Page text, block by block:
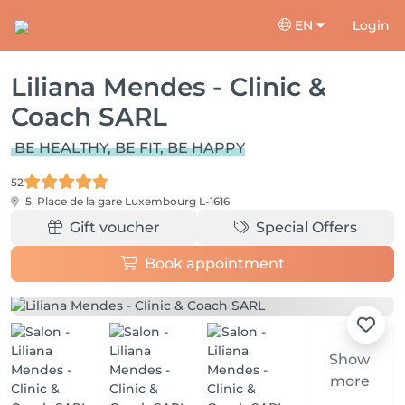
EN Login
Liliana Mendes - Clinic &
Coach SARL
BE HEALTHY, BE FIT, BE HAPPY
52
5, Place de la gare Luxembourg L-1616
Gift voucher Special Offers
Book appointment
Show
more